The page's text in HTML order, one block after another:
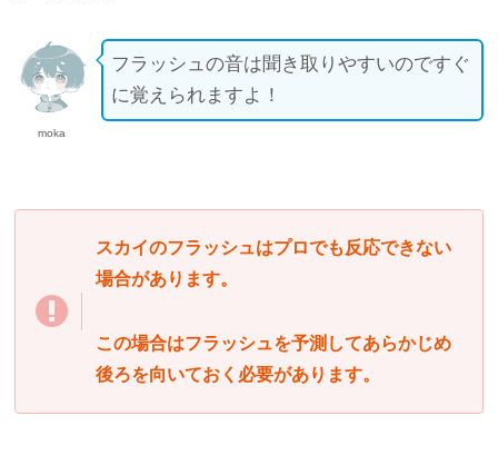
moka
フラッシュの音は聞き取りやすいのですぐ
に覚えられますよ！
スカイのフラッシュはプロでも反応できない
場合があります。
この場合はフラッシュを予測してあらかじめ
後ろを向いておく必要があります。